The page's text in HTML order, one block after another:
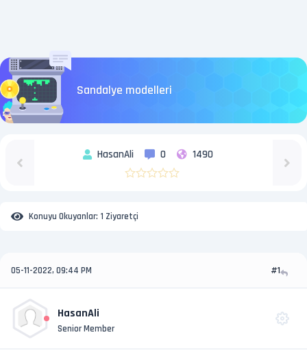
Sandalye modelleri
HasanAli 0 1490
Konuyu Okuyanlar: 1 Ziyaretçi
05-11-2022, 09:44 PM #1
HasanAli
Senior Member